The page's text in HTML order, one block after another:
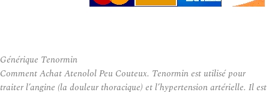
Générique Tenormin
Comment Achat Atenolol Peu Couteux. Tenormin est utilisé pour
traiter l’angine (la douleur thoracique) et l’hypertension artérielle. Il est